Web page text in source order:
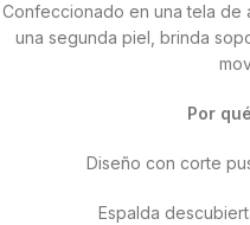
Confeccionado en una tela de
una segunda piel, brinda
Por
Diseño con corte
Espalda